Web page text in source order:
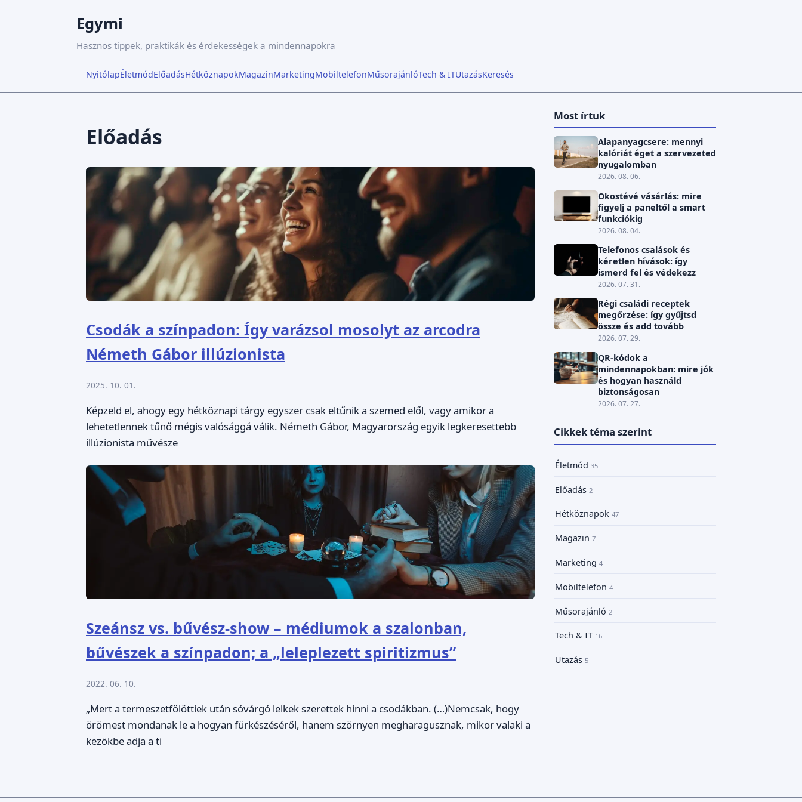
Egymi
Hasznos tippek, praktikák és érdekességek a mindennapokra
NyitólapÉletmódElőadásHétköznapokMagazinMarketingMobiltelefonMűsorajánlóTech & ITUtazásKeresés
Előadás
Csodák a színpadon: Így varázsol mosolyt az arcodra
Németh Gábor illúzionista
2025. 10. 01.
Képzeld el, ahogy egy hétköznapi tárgy egyszer csak eltűnik a szemed elől, vagy amikor a
lehetetlennek tűnő mégis valósággá válik. Németh Gábor, Magyarország egyik legkeresettebb
illúzionista művésze
Szeánsz vs. bűvész-show – médiumok a szalonban,
bűvészek a színpadon; a „leleplezett spiritizmus”
2022. 06. 10.
„Mert a termeszetfölöttiek után sóvárgó lelkek szerettek hinni a csodákban. (…)Nemcsak, hogy
örömest mondanak le a hogyan fürkészéséről, hanem szörnyen megharagusznak, mikor valaki a
kezökbe adja a ti
Most írtuk
Alapanyagcsere: mennyi
kalóriát éget a szervezeted
nyugalomban
2026. 08. 06.
Okostévé vásárlás: mire
figyelj a paneltől a smart
funkciókig
2026. 08. 04.
Telefonos csalások és
kéretlen hívások: így
ismerd fel és védekezz
2026. 07. 31.
Régi családi receptek
megőrzése: így gyűjtsd
össze és add tovább
2026. 07. 29.
QR-kódok a
mindennapokban: mire jók
és hogyan használd
biztonságosan
2026. 07. 27.
Cikkek téma szerint
Életmód 35
Előadás 2
Hétköznapok 47
Magazin 7
Marketing 4
Mobiltelefon 4
Műsorajánló 2
Tech & IT 16
Utazás 5